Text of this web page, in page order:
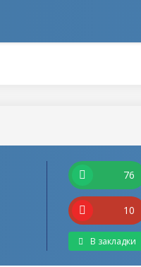
76
10
В закладки